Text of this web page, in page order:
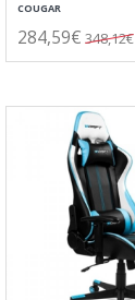
COUGAR
284,59€ 348,12€